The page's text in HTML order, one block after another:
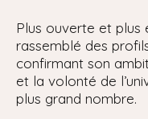
Plus ouverte et plus
rassemblé des
confirmant son
et la volonté de
plus grand nombre.